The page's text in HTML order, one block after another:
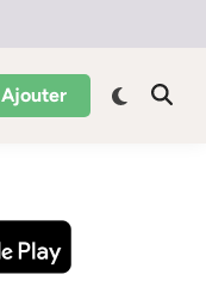
Ajouter